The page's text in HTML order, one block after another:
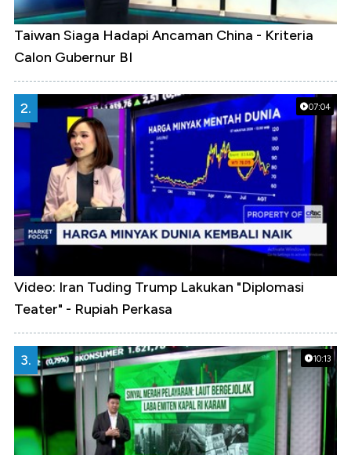
Taiwan Siaga Hadapi Ancaman China - Kriteria
Calon Gubernur BI
07:04
2.
Video: Iran Tuding Trump Lakukan "Diplomasi
Teater" - Rupiah Perkasa
10:13
3.